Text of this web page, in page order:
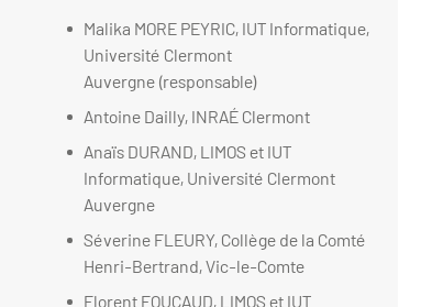
Malika MORE PEYRIC, IUT Informatique,
Université Clermont
Auvergne (responsable)
Antoine Dailly, INRAÉ Clermont
Anaïs DURAND, LIMOS et IUT
Informatique, Université Clermont
Auvergne
Séverine FLEURY, Collège de la Comté
Henri-Bertrand, Vic-le-Comte
Florent FOUCAUD, LIMOS et IUT